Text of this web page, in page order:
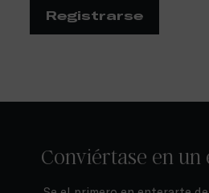
Registrarse
Conviértase en